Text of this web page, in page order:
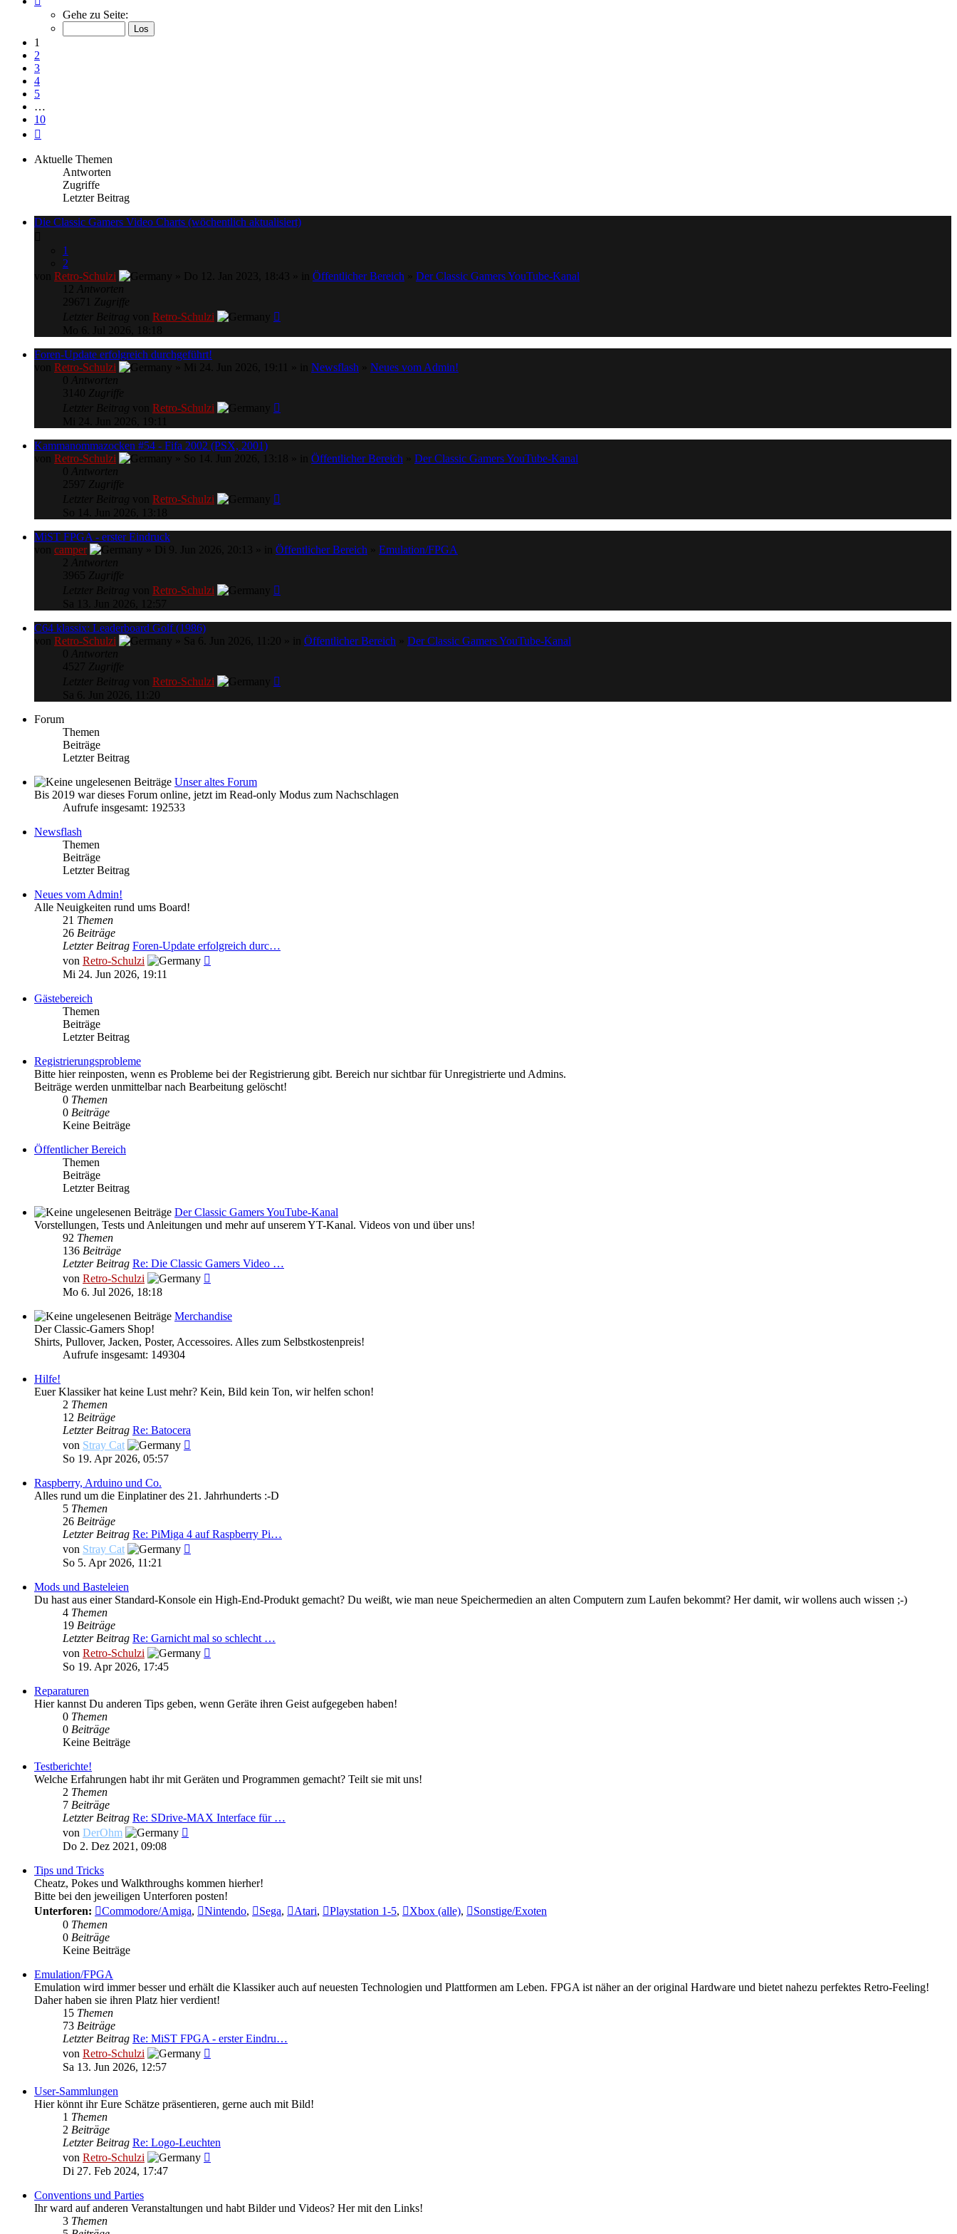
von
Gehe zu Seite:
1
2
3
4
5
…
10
Aktuelle Themen
Antworten
Zugriffe
Letzter Beitrag
Die Classic Gamers Video Charts (wöchentlich aktualisiert)
1
2
Retro-Schulzi Öffentlicher Bereich
Der Classic Gamers YouTube-Kanal
Retro-Schulzi
Foren-Update erfolgreich durchgeführt!
Retro-Schulzi Newsflash
Neues vom Admin!
Retro-Schulzi
Kammanommazocken #54 - Fifa 2002 (PSX, 2001)
Retro-Schulzi Öffentlicher Bereich
Der Classic Gamers YouTube-Kanal
Retro-Schulzi
MiST FPGA - erster Eindruck
camper Öffentlicher Bereich
Emulation/FPGA
Retro-Schulzi
C64 klassix: Leaderboard Golf (1986)
Retro-Schulzi Öffentlicher Bereich
Der Classic Gamers YouTube-Kanal
Retro-Schulzi
Forum
Themen
Beiträge
Letzter Beitrag
Unser altes Forum
Bis 2019 war dieses Forum online, jetzt im Read-only Modus zum Nachschlagen
Aufrufe insgesamt: 192533
Newsflash
Themen
Beiträge
Letzter Beitrag
Neues vom Admin!
Alle Neuigkeiten rund ums Board!
21 Themen
26 Beiträge
Letzter Beitrag Foren-Update erfolgreich durc…
von Retro-Schulzi
Mi 24. Jun 2026, 19:11
Gästebereich
Themen
Beiträge
Letzter Beitrag
Registrierungsprobleme
Bitte hier reinposten, wenn es Probleme bei der Registrierung gibt. Bereich nur sichtbar für Unregistrierte und Admins.
Beiträge werden unmittelbar nach Bearbeitung gelöscht!
0 Themen
0 Beiträge
Keine Beiträge
Öffentlicher Bereich
Themen
Beiträge
Letzter Beitrag
Der Classic Gamers YouTube-Kanal
Vorstellungen, Tests und Anleitungen und mehr auf unserem YT-Kanal. Videos von und über uns!
92 Themen
136 Beiträge
Letzter Beitrag Re: Die Classic Gamers Video …
von Retro-Schulzi
Mo 6. Jul 2026, 18:18
Merchandise
Der Classic-Gamers Shop!
Shirts, Pullover, Jacken, Poster, Accessoires. Alles zum Selbstkostenpreis!
Aufrufe insgesamt: 149304
Hilfe!
Euer Klassiker hat keine Lust mehr? Kein, Bild kein Ton, wir helfen schon!
2 Themen
12 Beiträge
Letzter Beitrag Re: Batocera
von Stray Cat
So 19. Apr 2026, 05:57
Raspberry, Arduino und Co.
Alles rund um die Einplatiner des 21. Jahrhunderts :-D
5 Themen
26 Beiträge
Letzter Beitrag Re: PiMiga 4 auf Raspberry Pi…
von Stray Cat
So 5. Apr 2026, 11:21
Mods und Basteleien
Du hast aus einer Standard-Konsole ein High-End-Produkt gemacht? Du weißt, wie man neue Speichermedien an alten Computern zum Laufen bekommt? Her damit, wir wollens auch wissen ;-)
4 Themen
19 Beiträge
Letzter Beitrag Re: Garnicht mal so schlecht …
von Retro-Schulzi
So 19. Apr 2026, 17:45
Reparaturen
Hier kannst Du anderen Tips geben, wenn Geräte ihren Geist aufgegeben haben!
0 Themen
0 Beiträge
Keine Beiträge
Testberichte!
Welche Erfahrungen habt ihr mit Geräten und Programmen gemacht? Teilt sie mit uns!
2 Themen
7 Beiträge
Letzter Beitrag Re: SDrive-MAX Interface für …
von DerOhm
Do 2. Dez 2021, 09:08
Tips und Tricks
Cheatz, Pokes und Walkthroughs kommen hierher!
Bitte bei den jeweiligen Unterforen posten!
Unterforen:
Commodore/Amiga, Nintendo, Sega, Atari, Playstation 1-5, Xbox (alle),
Sonstige/Exoten
0 Themen
0 Beiträge
Keine Beiträge
Emulation/FPGA
Emulation wird immer besser und erhält die Klassiker auch auf neuesten Technologien und Plattformen am Leben. FPGA ist näher an der original Hardware und bietet nahezu perfektes Retro-Feeling!
Daher haben sie ihren Platz hier verdient!
15 Themen
73 Beiträge
Letzter Beitrag Re: MiST FPGA - erster Eindru…
von Retro-Schulzi
Sa 13. Jun 2026, 12:57
User-Sammlungen
Hier könnt ihr Eure Schätze präsentieren, gerne auch mit Bild!
1 Themen
2 Beiträge
Letzter Beitrag Re: Logo-Leuchten
von Retro-Schulzi
Di 27. Feb 2024, 17:47
Conventions und Parties
Ihr ward auf anderen Veranstaltungen und habt Bilder und Videos? Her mit den Links!
3 Themen